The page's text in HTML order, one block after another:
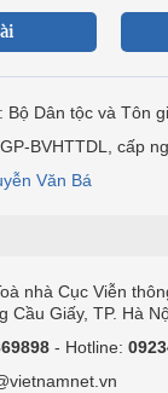
Bộ Dân tộc và Tôn
BVHTTDL, cấp
Văn Bá
nhà Cục Viễn
Cầu Giấy, TP. Hà
- Hotline: